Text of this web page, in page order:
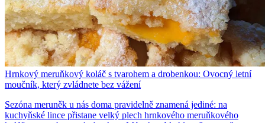
Hrnkový meruňkový koláč s tvarohem a drobenkou: Ovocný letní
moučník, který zvládnete bez vážení
Sezóna meruněk u nás doma pravidelně znamená jediné: na
kuchyňské lince přistane velký plech hrnkového meruňkového